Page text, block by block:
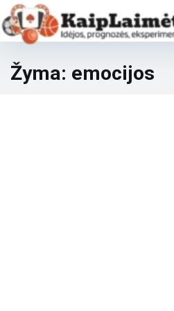
Žyma: emocijos